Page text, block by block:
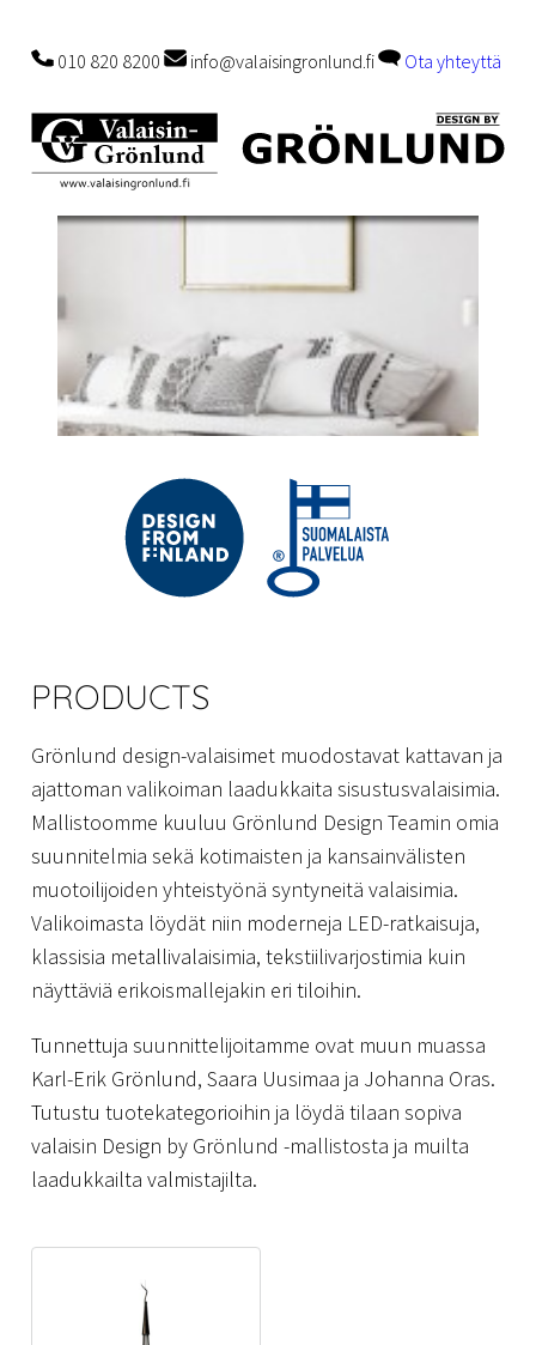
010 820 8200 info@valaisingronlund.fi Ota yhteyttä
PRODUCTS
Grönlund design-valaisimet muodostavat kattavan ja
ajattoman valikoiman laadukkaita sisustusvalaisimia.
Mallistoomme kuuluu Grönlund Design Teamin omia
suunnitelmia sekä kotimaisten ja kansainvälisten
muotoilijoiden yhteistyönä syntyneitä valaisimia.
Valikoimasta löydät niin moderneja LED-ratkaisuja,
klassisia metallivalaisimia, tekstiilivarjostimia kuin
näyttäviä erikoismallejakin eri tiloihin.
Tunnettuja suunnittelijoitamme ovat muun muassa
Karl-Erik Grönlund, Saara Uusimaa ja Johanna Oras.
Tutustu tuotekategorioihin ja löydä tilaan sopiva
valaisin Design by Grönlund -mallistosta ja muilta
laadukkailta valmistajilta.